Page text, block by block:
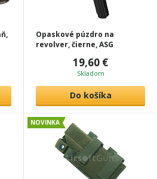
Opaskové púzdro na
revolver, čierne, ASG
19,60 €
Skladom
Do košíka
NOVINKA